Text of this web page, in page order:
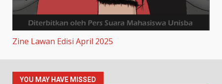
Zine Lawan Edisi April 2025
YOU MAY HAVE MISSED